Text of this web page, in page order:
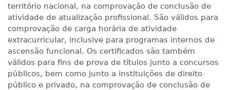
território nacional, na comprovação de conclusão de
atividade de atualização profissional. São válidos para
comprovação de carga horária de atividade
extracurricular, inclusive para programas internos de
ascensão funcional. Os certificados são também
válidos para fins de prova de títulos junto a concursos
públicos, bem como junto a instituições de direito
público e privado, na comprovação de conclusão de